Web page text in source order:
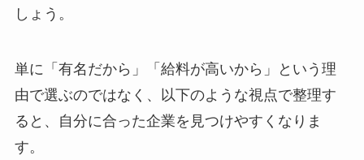
しょう。
単に「有名だから」「給料が高いから」という理
由で選ぶのではなく、以下のような視点で整理す
ると、自分に合った企業を見つけやすくなりま
す。